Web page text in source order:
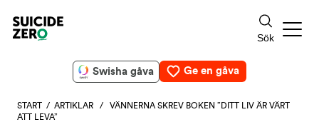
Swisha gåva Ge en gåva
START / ARTIKLAR / VÄNNERNA SKREV BOKEN ”DITT LIV ÄR VÄRT
ATT LEVA”